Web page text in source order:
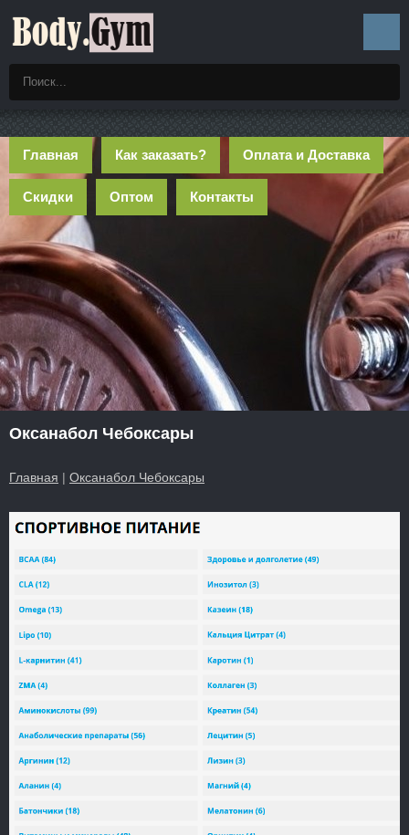
Главная Как заказать? Оплата и Доставка
Скидки Оптом Контакты
Оксанабол Чебоксары
Главная | Оксанабол Чебоксары